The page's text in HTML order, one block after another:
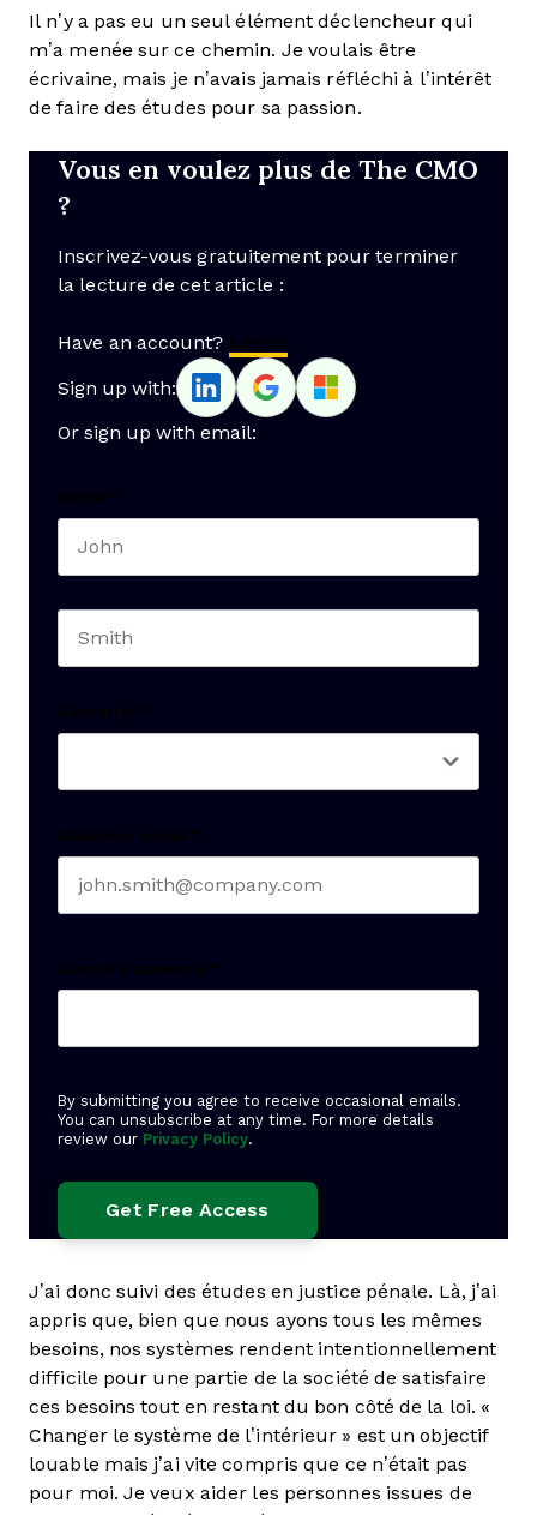
Il n’y a pas eu un seul élément déclencheur qui
m’a menée sur ce chemin. Je voulais être
écrivaine, mais je n’avais jamais réfléchi à l’intérêt
de faire des études pour sa passion.
Vous en voulez plus de The CMO
?
Inscrivez-vous gratuitement pour terminer
la lecture de cet article :
Have an account? Log In
Sign up with:
Or sign up with email:
Name *
Seniority *
Business email *
Create Password *
By submitting you agree to receive occasional emails.
You can unsubscribe at any time. For more details
review our Privacy Policy.
J’ai donc suivi des études en justice pénale. Là, j’ai
appris que, bien que nous ayons tous les mêmes
besoins, nos systèmes rendent intentionnellement
difficile pour une partie de la société de satisfaire
ces besoins tout en restant du bon côté de la loi. «
Changer le système de l’intérieur » est un objectif
louable mais j’ai vite compris que ce n’était pas
pour moi. Je veux aider les personnes issues de